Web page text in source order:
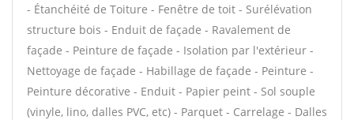
- Étanchéité de Toiture - Fenêtre de toit - Surélévation
structure bois - Enduit de façade - Ravalement de
façade - Peinture de façade - Isolation par l'extérieur -
Nettoyage de façade - Habillage de façade - Peinture -
Peinture décorative - Enduit - Papier peint - Sol souple
(vinyle, lino, dalles PVC, etc) - Parquet - Carrelage - Dalles